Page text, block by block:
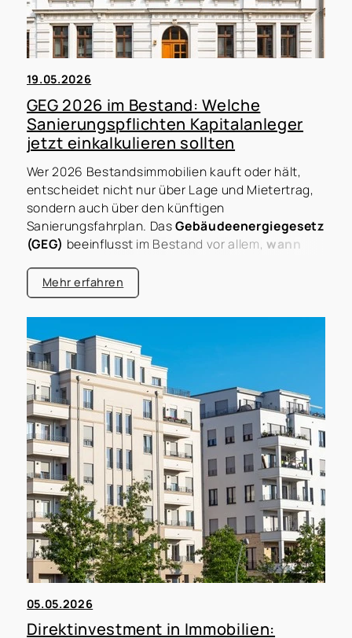
19.05.2026
GEG 2026 im Bestand: Welche
Sanierungspflichten Kapitalanleger
jetzt einkalkulieren sollten
Wer 2026 Bestandsimmobilien kauft oder hält,
entscheidet nicht nur über Lage und Mietertrag,
sondern auch über den künftigen
Sanierungsfahrplan. DasGebäudeenergiegesetz
(GEG) beeinflusst im Bestand vor allem,wann
Maßnahmen wirtschaftlich sinnvoll – und im
Einzelfall erforderlich – werden. Für Kapitalanleger
zählt deshalb eine nüchterne Frage:Welche
Pflichten und Kosten sind realistisch
einkalkulierbar, bevor Rendite und Exit-
Strategie geplant werden?
Mehr erfahren
05.05.2026
Direktinvestment in Immobilien: